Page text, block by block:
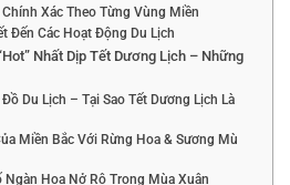
Xác Theo Từng Vùng Miền
Đến Các Hoạt Động Du Lịch
Nhất Dịp Tết Dương Lịch – Những
Du Lịch – Tại Sao Tết Dương Lịch Là
Miền Bắc Với Rừng Hoa & Sương Mù
Hoa Nở Rộ Trong Mùa Xuân